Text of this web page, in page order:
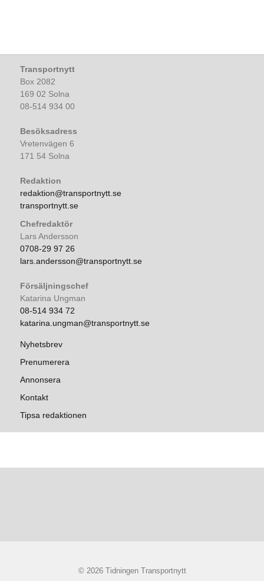
Transportnytt
Box 2082
169 02 Solna
08-514 934 00
Besöksadress
Vretenvägen 6
171 54 Solna
Redaktion
redaktion@transportnytt.se
transportnytt.se
Chefredaktör
Lars Andersson
0708-29 97 26
lars.andersson@transportnytt.se
Försäljningschef
Katarina Ungman
08-514 934 72
katarina.ungman@transportnytt.se
Nyhetsbrev
Prenumerera
Annonsera
Kontakt
Tipsa redaktionen
© 2026 Tidningen Transportnytt